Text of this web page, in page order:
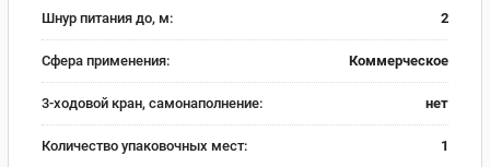
Шнур питания до, м: 2
Сфера применения: Коммерческое
3-ходовой кран, самонаполнение: нет
Количество упаковочных мест: 1